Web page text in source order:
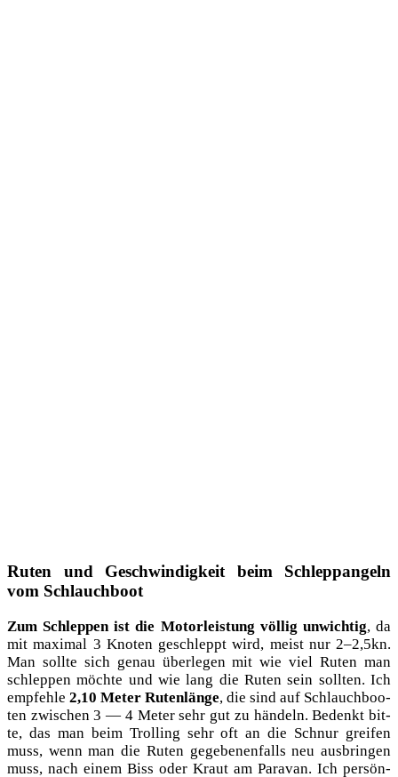
Ruten und Geschwindigkeit beim Schleppangeln
vom Schlauchboot
Zum Schlep­pen ist die Motor­leis­tung völ­lig unwich­tig, da
mit maxi­mal 3 Kno­ten geschleppt wird, meist nur 2–2,5kn.
Man soll­te sich genau über­le­gen mit wie viel Ruten man
schlep­pen möch­te und wie lang die Ruten sein soll­ten. Ich
emp­feh­le 2,10 Meter Ruten­län­ge, die sind auf Schlauch­boo­
ten zwi­schen 3 — 4 Meter sehr gut zu hän­deln. Bedenkt bit­
te, das man beim Trol­ling sehr oft an die Schnur grei­fen
muss, wenn man die Ruten gege­be­nen­falls neu aus­brin­gen
muss, nach einem Biss oder Kraut am Para­van. Ich per­sön­